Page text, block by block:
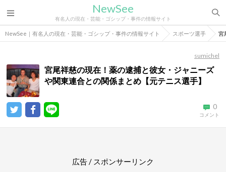
NewSee
有名人の現在・芸能・ゴシップ・事件の情報サイト
NewSee｜有名人の現在・芸能・ゴシップ・事件の情報サイト スポーツ選手 宮
sumichel
宮尾祥慈の現在！薬の逮捕と彼女・ジャニーズ
や関東連合との関係まとめ【元テニス選手】
0
コメント
広告 / スポンサーリンク